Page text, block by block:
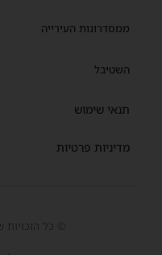
ממסדרונות העירייה
השטיבל
תנאי שימוש
מדיניות פרטיות
© כל